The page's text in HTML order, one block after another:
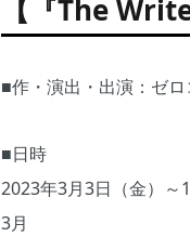
【『The
■作・演出・出演：ゼロ
■日時
2023年3月3日（金）～
3月